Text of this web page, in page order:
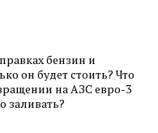
бензин и
он будет стоить? Что
на АЗС евро-3
заливать?